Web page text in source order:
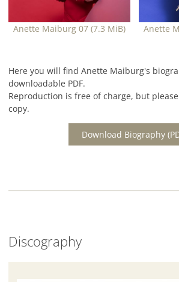
Anette Maiburg 07 (7.3 MiB) Anette
Here you will find Anette Maiburg's
downloadable PDF.
Reproduction is free of charge, but
copy.
Download Biography
Discography